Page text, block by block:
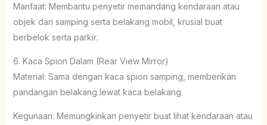
Manfaat: Membantu penyetir memandang kendaraan atau
objek dari samping serta belakang mobil, krusial buat
berbelok serta parkir.
6. Kaca Spion Dalam (Rear View Mirror)
Material: Sama dengan kaca spion samping, memberikan
pandangan belakang lewat kaca belakang.
Kegunaan: Memungkinkan penyetir buat lihat kendaraan atau